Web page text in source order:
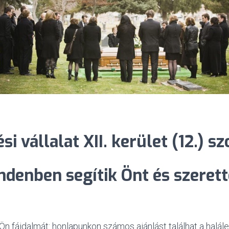
vállalat XII. kerület (12.)
segítik Önt és
fájdalmát: honlapunkon számos ajánlást találhat a